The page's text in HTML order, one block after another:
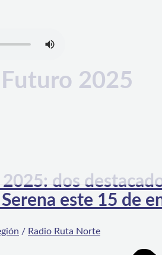
2025
dos
este 15 de
/ Radio Ruta Norte